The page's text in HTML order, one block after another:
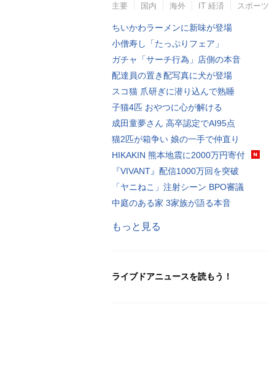
主要 国内 海外 IT 経済 スポーツ
ちいかわラーメンに新味が登場
小僧寿し「たっぷりフェア」
ガチャ「サーチ行為」店側の本音
配達員の置き配写真に犬が登場
スコ猫 爪研ぎに潜り込んで熟睡
子猫4匹 おやつに心が解ける
成田童夢さん 高卒認定でAI95点
猫2匹が箱争い 娘の一手で仲直り
HIKAKIN 熊本地震に2000万円寄付
『VIVANT』配信1000万回を突破
「ヤニねこ」注射シーン BPO審議
中庭のある家 3家族が語る本音
もっと見る
ライブドアニュースを読もう！